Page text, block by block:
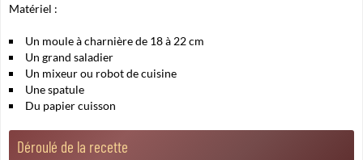
Matériel :
Un moule à charnière de 18 à 22 cm
Un grand saladier
Un mixeur ou robot de cuisine
Une spatule
Du papier cuisson
Déroulé de la recette